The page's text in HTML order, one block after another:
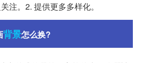
注。2. 提供更多多样化。
背景怎么换?